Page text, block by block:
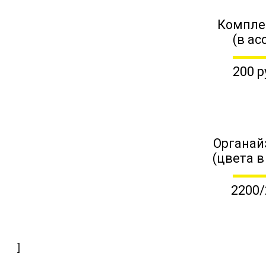
(в
200
(цвета
]